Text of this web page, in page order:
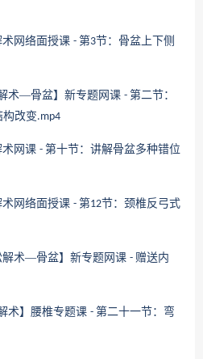
网络面授课 - 第3节：骨盆上下侧
术—骨盆】新专题网课 - 第二节：
构改变.mp4
网课 - 第十节：讲解骨盆多种错位
网络面授课 - 第12节：颈椎反弓式
解术—骨盆】新专题网课 - 赠送内
术】腰椎专题课 - 第二十一节：弯